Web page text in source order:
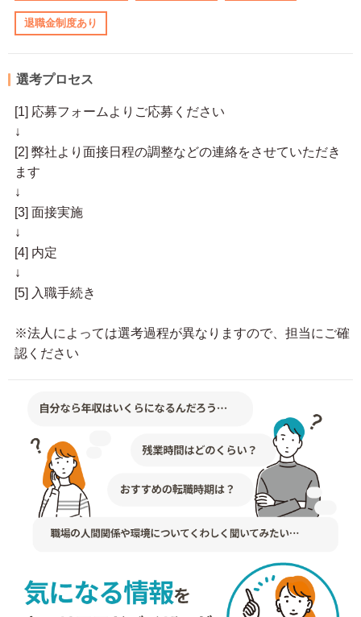
退職金制度あり
選考プロセス
[1] 応募フォームよりご応募ください
↓
[2] 弊社より面接日程の調整などの連絡をさせていただき
ます
↓
[3] 面接実施
↓
[4] 内定
↓
[5] 入職手続き
※法人によっては選考過程が異なりますので、担当にご確
認ください